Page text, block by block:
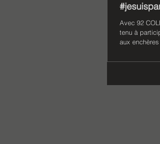
Avec 92
tenu à
aux